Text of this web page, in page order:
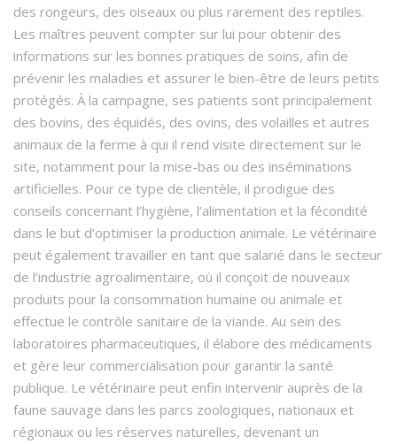
des rongeurs, des oiseaux ou plus rarement des reptiles.
Les maîtres peuvent compter sur lui pour obtenir des
informations sur les bonnes pratiques de soins, afin de
prévenir les maladies et assurer le bien-être de leurs petits
protégés. À la campagne, ses patients sont principalement
des bovins, des équidés, des ovins, des volailles et autres
animaux de la ferme à qui il rend visite directement sur le
site, notamment pour la mise-bas ou des inséminations
artificielles. Pour ce type de clientèle, il prodigue des
conseils concernant l’hygiène, l’alimentation et la fécondité
dans le but d’optimiser la production animale. Le vétérinaire
peut également travailler en tant que salarié dans le secteur
de l’industrie agroalimentaire, où il conçoit de nouveaux
produits pour la consommation humaine ou animale et
effectue le contrôle sanitaire de la viande. Au sein des
laboratoires pharmaceutiques, il élabore des médicaments
et gère leur commercialisation pour garantir la santé
publique. Le vétérinaire peut enfin intervenir auprès de la
faune sauvage dans les parcs zoologiques, nationaux et
régionaux ou les réserves naturelles, devenant un